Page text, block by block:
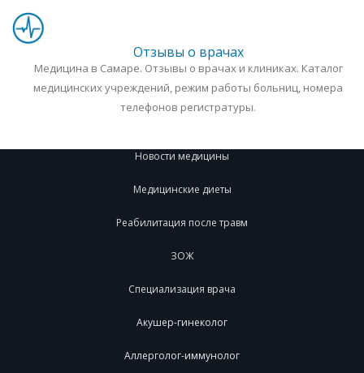
Отзывы о врачах
Медицина в Самаре. Отзывы о врачах и клиниках. Каталог
медицинских учреждений, режим работы больниц, номера
телефонов регистратуры.
Новости медицины
Медицинские диеты
Реабилитация после травм
ЗОЖ
Специализация врача
Акушер-гинеколог
Аллерголог-иммунолог